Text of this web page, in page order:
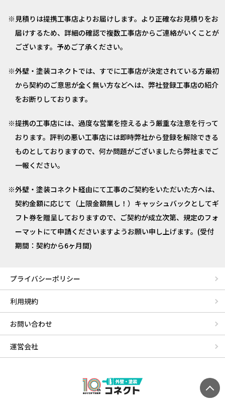
見積りは提携工事店よりお届けします。より正確なお見積りをお
届けするため、詳細の確認で複数工事店からご連絡がいくことが
ございます。予めご了承ください。
外壁・塗装コネクトでは、すでに工事店が決定されている方最初
から契約のご意思が全く無い方などへは、弊社登録工事店の紹介
をお断りしております。
提携の工事店には、過度な営業を控えるよう厳重な注意を行って
おります。評判の悪い工事店には即時弊社から登録を解除できる
ものとしておりますので、何か問題がございましたら弊社までご
一報ください。
外壁・塗装コネクト経由にて工事のご契約をいただいた方へは、
契約金額に応じて（上限金額無し！）キャッシュバックとしてギ
フト券を贈呈しておりますので、ご契約が成立次第、規定のフォ
ーマットにて申請くださいますようお願い申し上げます。(受付
期間：契約から6ヶ月間)
プライバシーポリシー
利用規約
お問い合わせ
運営会社